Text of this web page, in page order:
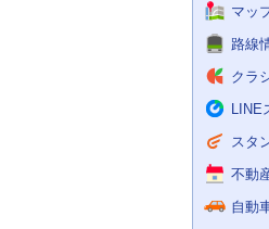
マッ
路線
クラ
LINE
スタ
不動
自動